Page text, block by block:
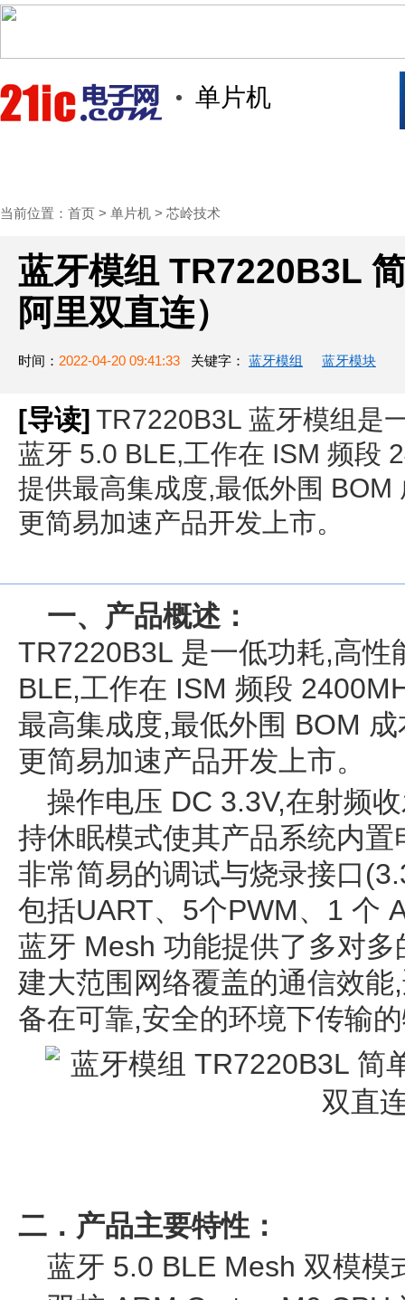
单片机
当前位置： 首页 > 单片机 > 芯岭技术
蓝牙模组 TR7220B3L
阿里双直连）
时间： 2022-04-20 09:41:33 关键字： 蓝牙模组 蓝牙模块
[导读] TR7220B3L 蓝牙模组是
蓝牙 5.0 BLE,工作在 ISM 频段
提供最高集成度,最低外围
更简易加速产品开发上市。
一、产品概述：
TR7220B3L 是一低功耗,高性
BLE,工作在 ISM 频段
最高集成度,最低外围 BOM
更简易加速产品开发上市。
操作电压 DC 3.3V,在射频
持休眠模式使其产品系统内
非常简易的调试与烧录接口
包括UART、5个PWM、1 个
蓝牙 Mesh 功能提供了多对
建大范围网络覆盖的通信效
备在可靠,安全的环境下传输
二．产品主要特性：
蓝牙 5.0 BLE Mesh 双模模